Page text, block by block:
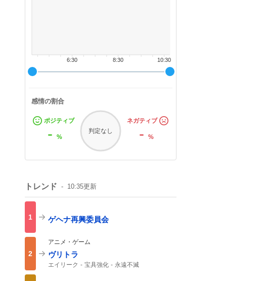
10:30
8:30
6:30
感情の割合
ポジティブ
- %
判定なし
ネガティブ
-%
トレンド 10:35更新
1 ゲヘナ再興委員会
2
アニメ・ゲーム
ヴリトラ
エイリーク 宝具強化
永遠不滅